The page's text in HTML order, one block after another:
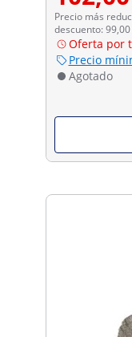
Precio más
descuento: 99,00
Oferta por
Precio
Agotado